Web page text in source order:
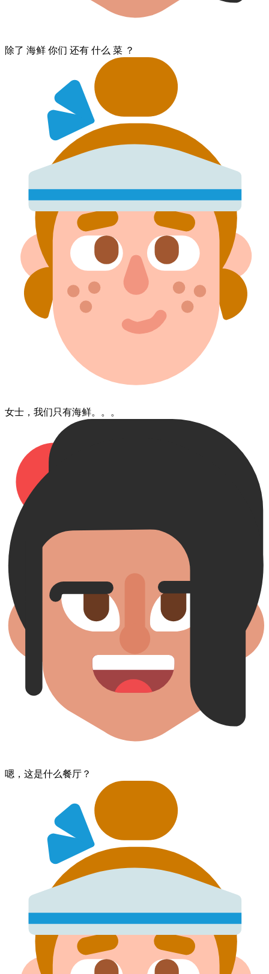
除了 海鲜 你们 还有 什么 菜 ？
女士​，我们​只​有​海鲜。。。
嗯​，这是​什么​餐厅？